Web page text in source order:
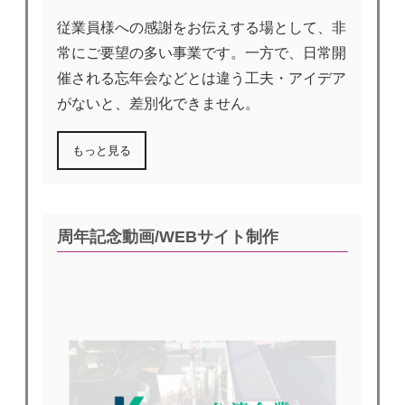
従業員様への感謝をお伝えする場として、非
常にご要望の多い事業です。一方で、日常開
催される忘年会などとは違う工夫・アイデア
がないと、差別化できません。
もっと見る
周年記念動画/WEBサイト制作